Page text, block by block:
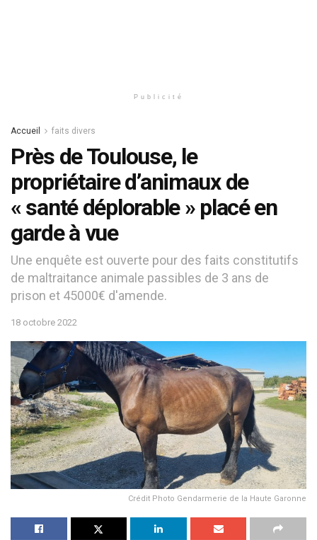
Publicité
Accueil faits divers
Près de Toulouse, le
propriétaire d’animaux de
« santé déplorable » placé en
garde à vue
Une enquête est ouverte pour des faits constitutifs
de maltraitance animale passibles de 3 ans de
prison et 45000€ d'amende.
18 octobre 2022
Crédit Photo Gendarmerie de la Haute Garonne